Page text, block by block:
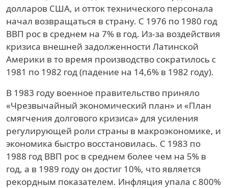
долларов США, и отток технического персонала
начал возвращаться в страну. С 1976 по 1980 год
ВВП рос в среднем на 7% в год. Из-за воздействия
кризиса внешней задолженности Латинской
Америки в то время производство сократилось с
1981 по 1982 год (падение на 14,6% в 1982 году).
В 1983 году военное правительство приняло
«Чрезвычайный экономический план» и «План
смягчения долгового кризиса» для усиления
регулирующей роли страны в макроэкономике, и
экономика быстро восстановилась. С 1983 по
1988 год ВВП рос в среднем более чем на 5% в
год, а в 1989 году он достиг 10%, что является
рекордным показателем. Инфляция упала с 800%